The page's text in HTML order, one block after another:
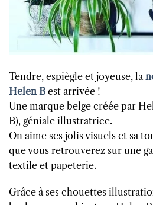
Tendre, espiègle et joyeuse, la
Helen B est arrivée !
Une marque belge créée par
B), géniale illustratrice.
On aime ses jolis visuels et sa
que vous retrouverez sur une
textile et papeterie.
Grâce à ses chouettes